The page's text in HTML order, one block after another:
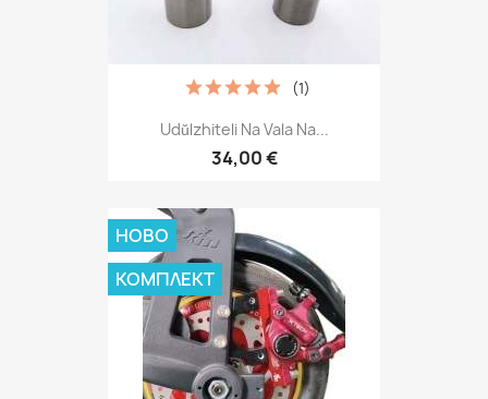
Udŭlzhiteli Na Vala Na...
34,00 €
(1)
НОВО
КОМПЛЕКТ